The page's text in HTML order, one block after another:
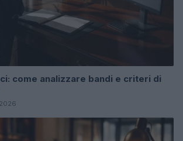
come analizzare bandi e criteri di